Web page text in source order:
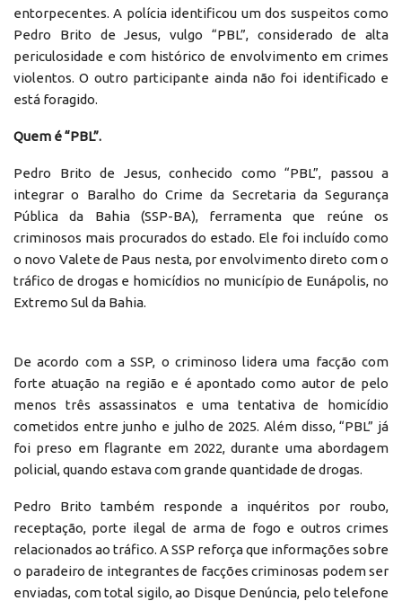
entorpecentes. A polícia identificou um dos suspeitos como
Pedro Brito de Jesus, vulgo “PBL”, considerado de alta
periculosidade e com histórico de envolvimento em crimes
violentos. O outro participante ainda não foi identificado e
está foragido.
Quem é “PBL”.
Pedro Brito de Jesus, conhecido como “PBL”, passou a
integrar o Baralho do Crime da Secretaria da Segurança
Pública da Bahia (SSP-BA), ferramenta que reúne os
criminosos mais procurados do estado. Ele foi incluído como
o novo Valete de Paus nesta, por envolvimento direto com o
tráfico de drogas e homicídios no município de Eunápolis, no
Extremo Sul da Bahia.
De acordo com a SSP, o criminoso lidera uma facção com
forte atuação na região e é apontado como autor de pelo
menos três assassinatos e uma tentativa de homicídio
cometidos entre junho e julho de 2025. Além disso, “PBL” já
foi preso em flagrante em 2022, durante uma abordagem
policial, quando estava com grande quantidade de drogas.
Pedro Brito também responde a inquéritos por roubo,
receptação, porte ilegal de arma de fogo e outros crimes
relacionados ao tráfico. A SSP reforça que informações sobre
o paradeiro de integrantes de facções criminosas podem ser
enviadas, com total sigilo, ao Disque Denúncia, pelo telefone